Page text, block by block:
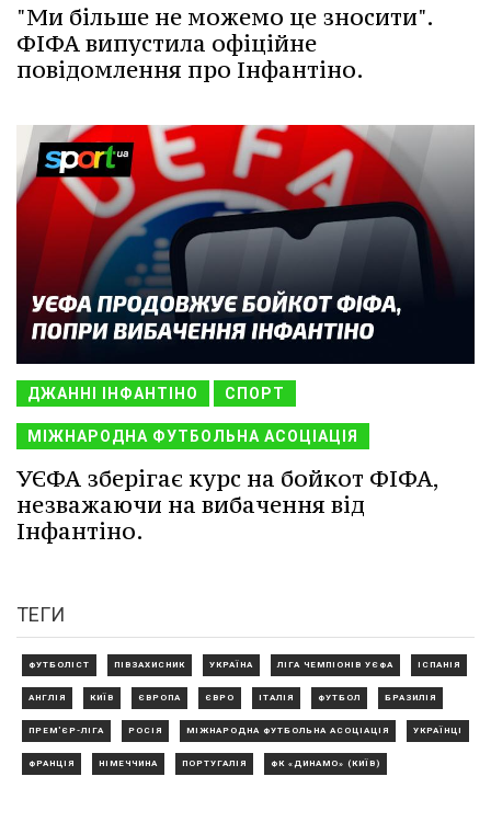
"Ми більше не можемо це зносити".
ФІФА випустила офіційне
повідомлення про Інфантіно.
ДЖАННІ ІНФАНТІНО СПОРТ
МІЖНАРОДНА ФУТБОЛЬНА АСОЦІАЦІЯ
УЄФА зберігає курс на бойкот ФІФА,
незважаючи на вибачення від
Інфантіно.
ТЕГИ
ФУТБОЛІСТ ПІВЗАХИСНИК УКРАЇНА ЛІГА ЧЕМПІОНІВ УЄФА ІСПАНІЯ
АНГЛІЯ КИЇВ ЄВРОПА ЄВРО ІТАЛІЯ ФУТБОЛ БРАЗИЛІЯ
ПРЕМ'ЄР-ЛІГА РОСІЯ МІЖНАРОДНА ФУТБОЛЬНА АСОЦІАЦІЯ УКРАЇНЦІ
ФРАНЦІЯ НІМЕЧЧИНА ПОРТУГАЛІЯ ФК «ДИНАМО» (КИЇВ)